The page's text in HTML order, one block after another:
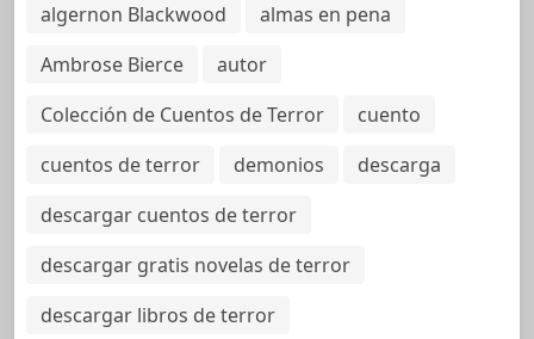
algernon Blackwood
almas en pena
Ambrose Bierce
autor
Colección de Cuentos de Terror
cuento
cuentos de terror
demonios
descarga
descargar cuentos de terror
descargar gratis novelas de terror
descargar libros de terror